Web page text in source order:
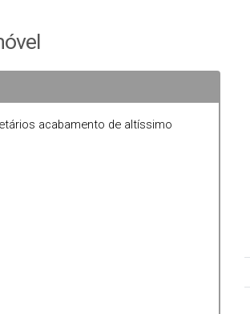
de Registro de Imóveis de
acabamento de altíssimo